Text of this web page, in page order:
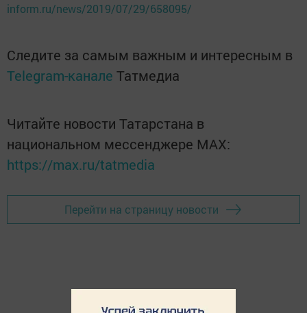
inform.ru/news/2019/07/29/658095/
Следите за самым важным и интересным в
Telegram-канале Татмедиа
Читайте новости Татарстана в
национальном мессенджере MАХ:
https://max.ru/tatmedia
Перейти на страницу новости